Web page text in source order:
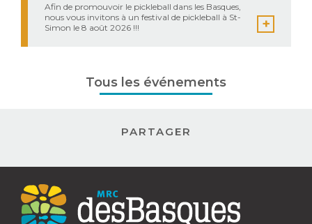
Afin de promouvoir le pickleball dans les Basques,
nous vous invitons à un festival de pickleball à St-
Simon le 8 août 2026 !!!
Tous les événements
PARTAGER
Contact
MRC
des
Basques